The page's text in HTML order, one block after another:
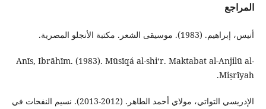
المراجع
أنيس، إبراهيم. (1983). موسيقى الشعر. مكتبة الأنجلو المصرية.
Anīs, Ibrāhīm. (1983). Mūsīqá al-shiʻr. Maktabat al-Anjilū al-
Miṣrīyah.
الإدريسي التواتي، مولاي أحمد الطاهر. (2012-2013). نسيم النفحات في